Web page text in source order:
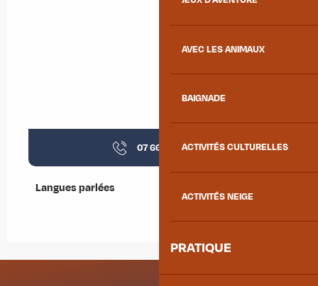
AVEC LES ANIMAUX
BAIGNADE
ACTIVITÉS CULTURELLES
ACTIVITÉS NEIGE
PRATIQUE
07 66 46 03▒▒
Langues parlées
Langues parlées